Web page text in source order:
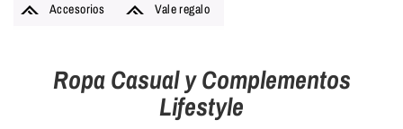
Accesorios Vale regalo
Ropa Casual y Complementos
Lifestyle